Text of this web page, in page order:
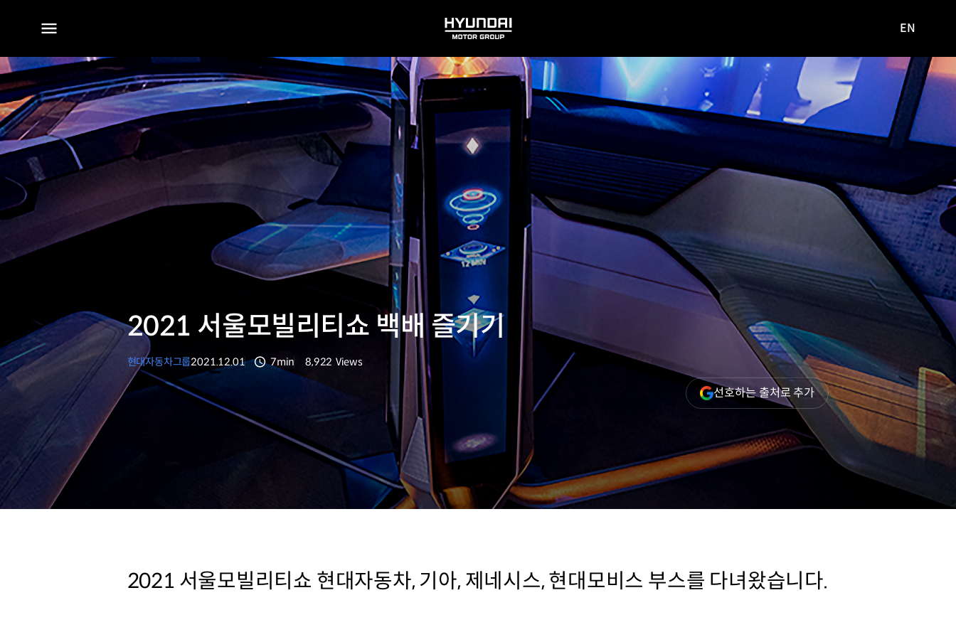
전체
메뉴
HYUNDAI
MOTOR
GROUP
사이트로
이동
EN
2021 서울모빌리티쇼 백배 즐기기
현대자동차그룹2021.12.01
분량
7min 8,922 Views
선호하는 출처로 추가(새
창
열림)
2021 서울모빌리티쇼 현대자동차, 기아, 제네시스, 현대모비스 부스를 다녀왔습니다.